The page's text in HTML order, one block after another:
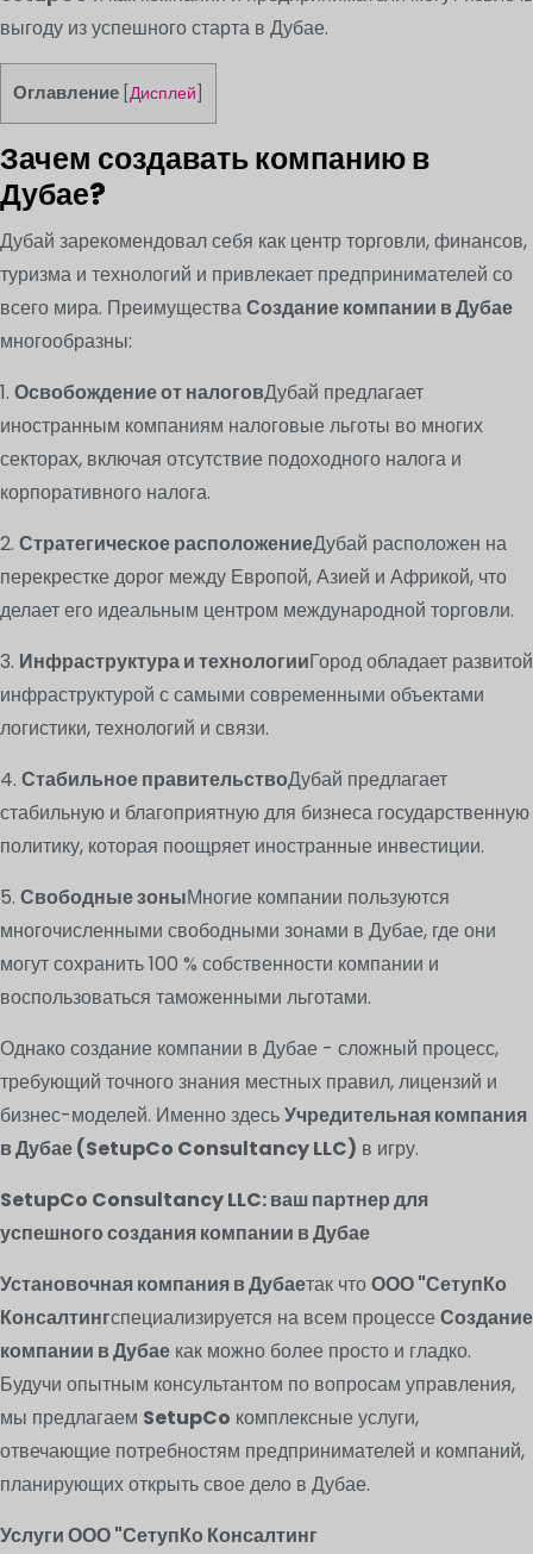
выгоду из успешного старта в Дубае.
Оглавление Дисплей
Зачем создавать компанию в
Дубае?
Дубай зарекомендовал себя как центр торговли, финансов,
туризма и технологий и привлекает предпринимателей со
всего мира. ПреимуществаСоздание компании в Дубае
многообразны:
1. Освобождение от налоговДубай предлагает
иностранным компаниям налоговые льготы во многих
секторах, включая отсутствие подоходного налога и
корпоративного налога.
2. Стратегическое расположениеДубай расположен на
перекрестке дорог между Европой, Азией и Африкой, что
делает его идеальным центром международной торговли.
3. Инфраструктура и технологииГород обладает развитой
инфраструктурой с самыми современными объектами
логистики, технологий и связи.
4. Стабильное правительствоДубай предлагает
стабильную и благоприятную для бизнеса государственную
политику, которая поощряет иностранные инвестиции.
5. Свободные зоныМногие компании пользуются
многочисленными свободными зонами в Дубае, где они
могут сохранить 100 % собственности компании и
воспользоваться таможенными льготами.
Однако создание компании в Дубае - сложный процесс,
требующий точного знания местных правил, лицензий и
бизнес-моделей. Именно здесьУчредительная компания
в Дубае (SetupCo Consultancy LLC) в игру.
SetupCo Consultancy LLC: ваш партнер для
успешного создания компании в Дубае
Установочная компания в Дубаетак чтоООО "СетупКо
Консалтингспециализируется на всем процессе Создание
компании в Дубае как можно более просто и гладко.
Будучи опытным консультантом по вопросам управления,
мы предлагаем SetupCo комплексные услуги,
отвечающие потребностям предпринимателей и компаний,
планирующих открыть свое дело в Дубае.
Услуги ООО "СетупКо Консалтинг